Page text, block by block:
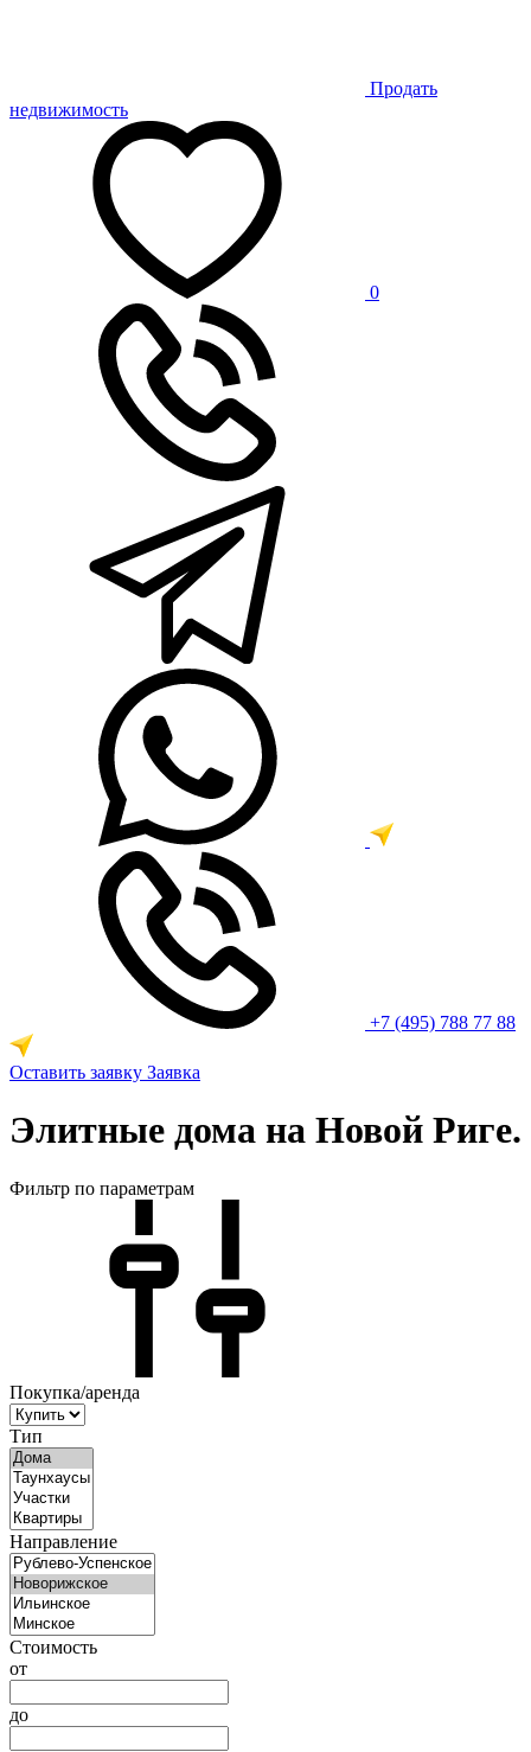
Продать
недвижимость
0
+7 (495) 788 77 88
Оставить заявку Заявка
Элитные дома на Новой Риге.
Фильтр по параметрам
Покупка/аренда
Тип
Направление
Стоимость
от
до